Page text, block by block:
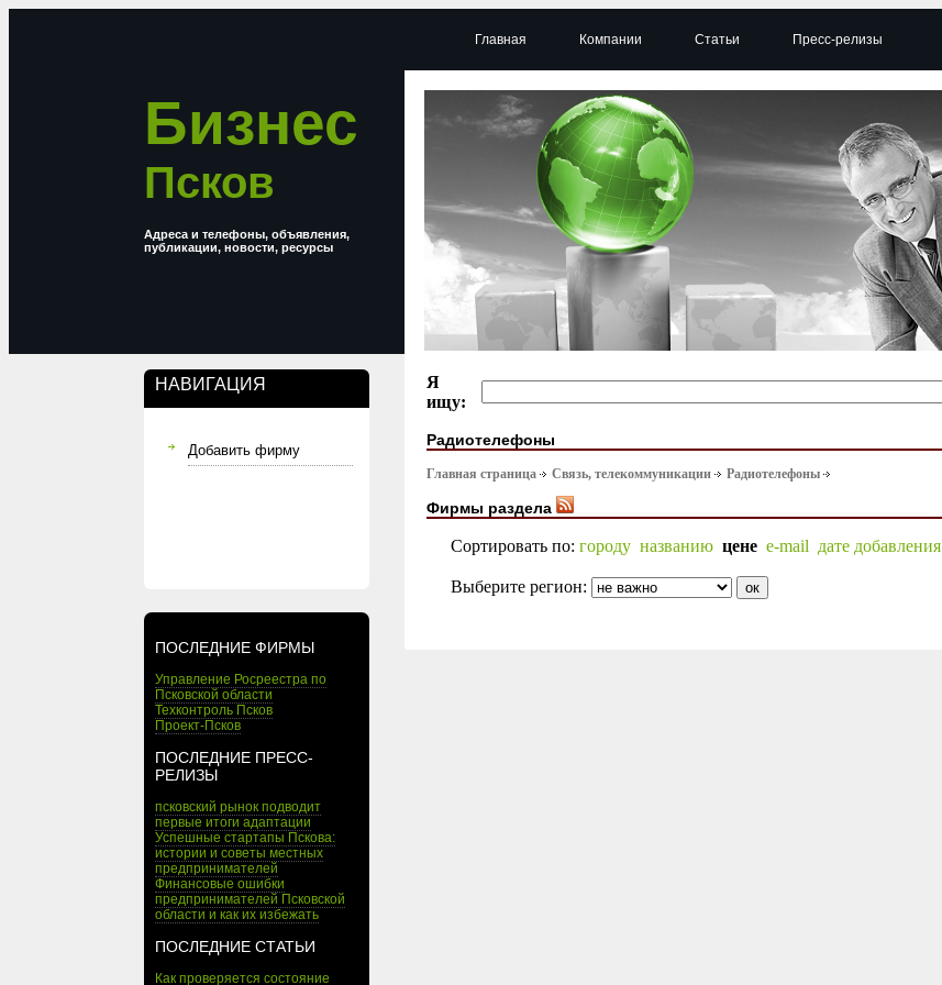
Бизнес
Псков
Адреса и телефоны, объявления,
публикации, новости, ресурсы
НАВИГАЦИЯ
Добавить фирму
ПОСЛЕДНИЕ ФИРМЫ
Управление Росреестра по
Псковской области
Техконтроль Псков
Проект-Псков
ПОСЛЕДНИЕ ПРЕСС-
РЕЛИЗЫ
псковский рынок подводит
первые итоги адаптации
Успешные стартапы Пскова:
истории и советы местных
предпринимателей
Финансовые ошибки
предпринимателей Псковской
области и как их избежать
ПОСЛЕДНИЕ СТАТЬИ
Как проверяется состояние
Главная Компании Статьи Пресс-релизы
Я
ищу:
Радиотелефоны
Главная страница Связь, телекоммуникации Радиотелефоны
Фирмы раздела
Сортировать по: городу названию цене e-mail дате добавления
Выберите регион: